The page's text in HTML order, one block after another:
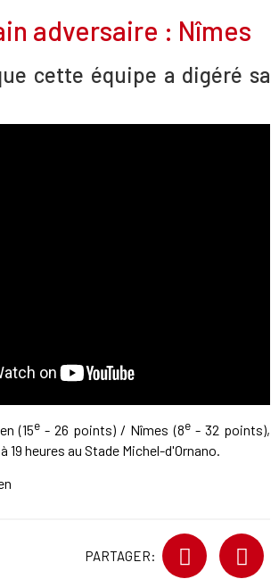
adversaire : Nîmes
cette équipe a digéré sa
(15e- 26 points) / Nîmes (8e- 32 points),
à 19 heures au Stade Michel-d'Ornano.
PARTAGER: